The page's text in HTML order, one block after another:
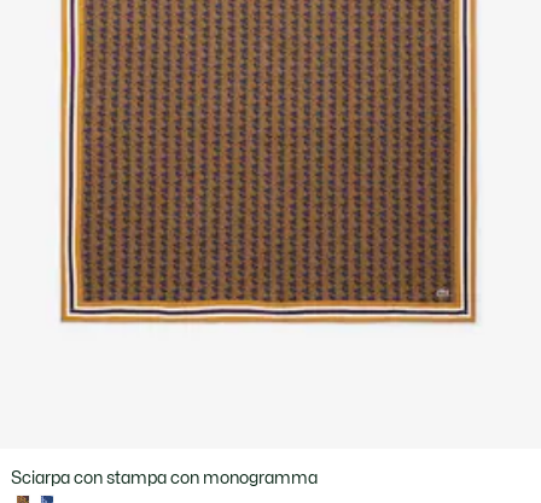
Sciarpa con stampa con monogramma